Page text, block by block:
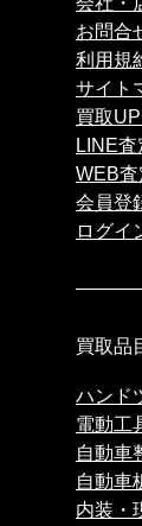
お問合
利用規
サイト
買取
LINE査
WEB査
会員登
ログイ
買取品
ハンド
電動工
自動車
自動車
内装・